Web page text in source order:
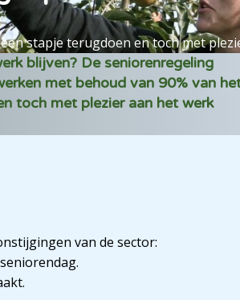
stapje terugdoen en toch met
blijven? De seniorenregeling
met behoud van 90% van
toch met plezier aan het werk
van de sector: